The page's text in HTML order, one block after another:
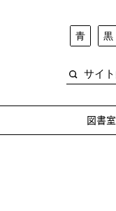
青 黒
図書室